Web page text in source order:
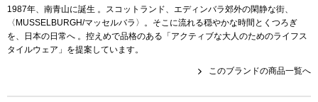
靴下
傘／日傘
1987年、南青山に誕生 。スコットランド、エディンバラ郊外の閑静な街、
〈MUSSELBURGH/マッセルバラ〉。そこに流れる穏やかな時間とくつろぎ
を、日本の日常へ 。控えめで品格のある「アクティブな大人のためのライフス
タイルウェア」を提案しています。
このブランドの商品一覧へ